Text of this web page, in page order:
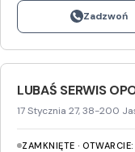
Zadzwoń
LUBAŚ SERWIS
17 Stycznia 27, 38-200
ZAMKNIĘTE ·